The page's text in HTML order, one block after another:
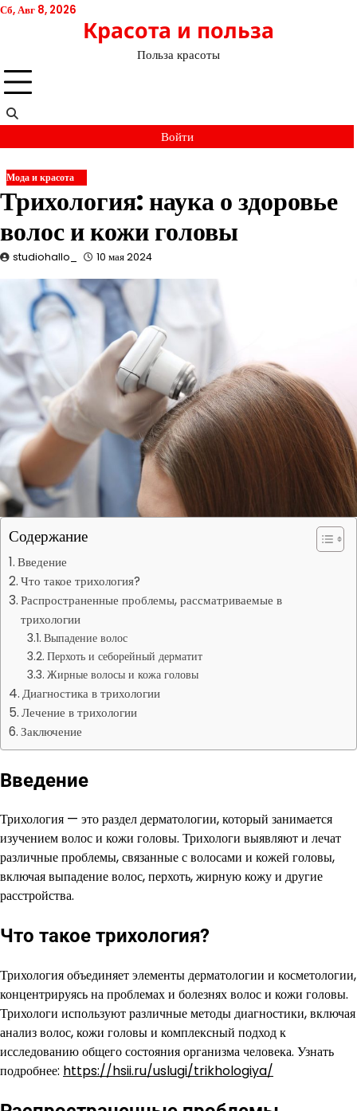
Перейти
Сб, Авг 8, 2026
Красота и польза
Польза красоты
Войти
Мода и красота
Трихология: наука о здоровье
волос и кожи головы
studiohallo_ 10 мая 2024
Содержание
Введение
Что такое трихология?
Распространенные проблемы, рассматриваемые в
трихологии
Выпадение волос
Перхоть и себорейный дерматит
Жирные волосы и кожа головы
Диагностика в трихологии
Лечение в трихологии
Заключение
Введение
Трихология — это раздел дерматологии, который занимается
изучением волос и кожи головы. Трихологи выявляют и лечат
различные проблемы, связанные с волосами и кожей головы,
включая выпадение волос, перхоть, жирную кожу и другие
расстройства.
Что такое трихология?
Трихология объединяет элементы дерматологии и косметологии,
концентрируясь на проблемах и болезнях волос и кожи головы.
Трихологи используют различные методы диагностики, включая
анализ волос, кожи головы и комплексный подход к
исследованию общего состояния организма человека. Узнать
подробнее: https://hsii.ru/uslugi/trikhologiya/